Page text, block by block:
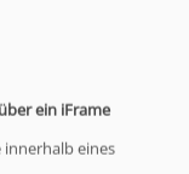
Kurpark
ein iFrame
eines